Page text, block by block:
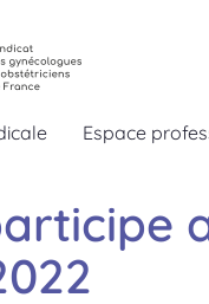
Espace